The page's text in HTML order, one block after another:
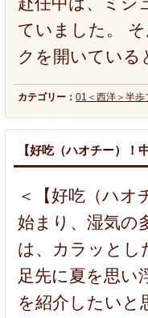
ていました。
クを開いている
カテゴリー： 01＜西洋＞半歩
【好吃（ハオチー）！
＜【好吃（ハオ
始まり、湿気の
は、カラッとし
足先に夏を思
を紹介したいと